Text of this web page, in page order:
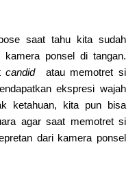
saat tahu kita sudah
kamera ponsel di tangan.
candidatau memotret si
ekspresi wajah
ketahuan, kita pun bisa
agar saat memotret si
dari kamera ponsel